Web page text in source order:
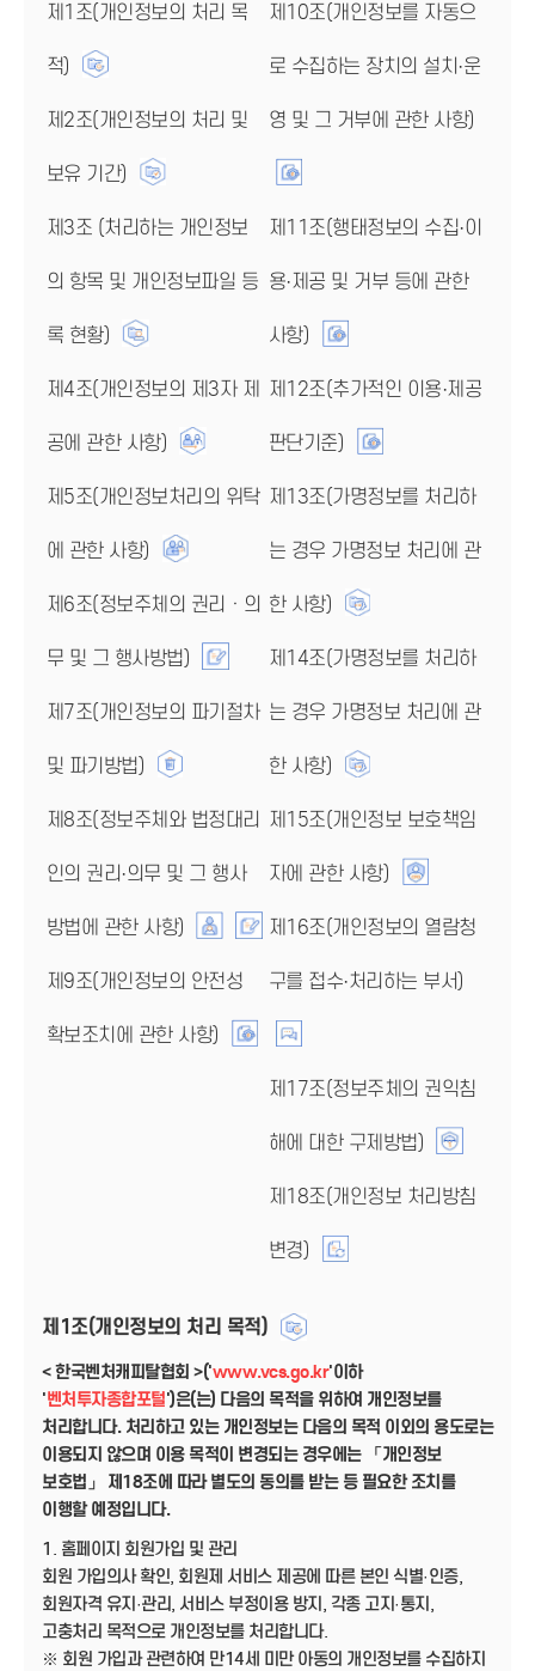
제1조(개인정보의 처리 목
적)
제2조(개인정보의 처리 및
보유 기간)
제3조 (처리하는 개인정보
의 항목 및 개인정보파일 등
록 현황)
제4조(개인정보의 제3자 제
공에 관한 사항)
제5조(개인정보처리의 위탁
에 관한 사항)
제6조(정보주체의 권리ㆍ의
무 및 그 행사방법)
제7조(개인정보의 파기절차
및 파기방법)
제8조(정보주체와 법정대리
인의 권리·의무 및 그 행사
방법에 관한 사항)
제9조(개인정보의 안전성
확보조치에 관한 사항)
제10조(개인정보를 자동으
로 수집하는 장치의 설치·운
영 및 그 거부에 관한 사항)
제11조(행태정보의 수집·이
용·제공 및 거부 등에 관한
사항)
제12조(추가적인 이용·제공
판단기준)
제13조(가명정보를 처리하
는 경우 가명정보 처리에 관
한 사항)
제14조(가명정보를 처리하
는 경우 가명정보 처리에 관
한 사항)
제15조(개인정보 보호책임
자에 관한 사항)
제16조(개인정보의 열람청
구를 접수·처리하는 부서)
제17조(정보주체의 권익침
해에 대한 구제방법)
제18조(개인정보 처리방침
변경)
제1조(개인정보의 처리 목적)
< 한국벤처캐피탈협회 >('www.vcs.go.kr'이하
'벤처투자종합포털')은(는) 다음의 목적을 위하여 개인정보를
처리합니다. 처리하고 있는 개인정보는 다음의 목적 이외의 용도로는
이용되지 않으며 이용 목적이 변경되는 경우에는 「개인정보
보호법」 제18조에 따라 별도의 동의를 받는 등 필요한 조치를
이행할 예정입니다.
1. 홈페이지 회원가입 및 관리
회원 가입의사 확인, 회원제 서비스 제공에 따른 본인 식별·인증,
회원자격 유지·관리, 서비스 부정이용 방지, 각종 고지·통지,
고충처리 목적으로 개인정보를 처리합니다.
※ 회원 가입과 관련하여 만14세 미만 아동의 개인정보를 수집하지